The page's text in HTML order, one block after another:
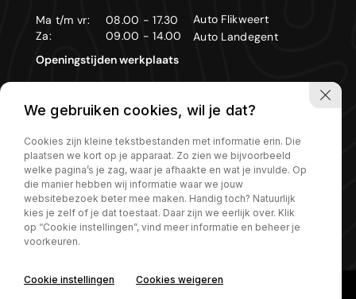
Ma t/m vr:
08.00 - 17.30
Za:
09.00 - 14.00
Openingstijden werkplaats
Zon- en feestdagen gesloten
Auto Flikweert
Auto Landegent
Privacy policy
We gebruiken cookies, wil je dat?
Cookies zijn kleine tekstbestanden met informatie erin. Die
plaatsen we kort op je apparaat. Zo zien we bijvoorbeeld
welke pagina’s je zag, waar je afhaakte en wat je invulde. Op
die manier hebben wij informatie waar we jouw
websitebezoek beter mee maken. Handig toch? Natuurlijk
kies je zelf of je dat toestaat. Daar zijn we eerlijk over. Klik
op “Cookie instellingen”, vind meer informatie en beheer je
voorkeuren.
Cookie instellingen Cookies weigeren